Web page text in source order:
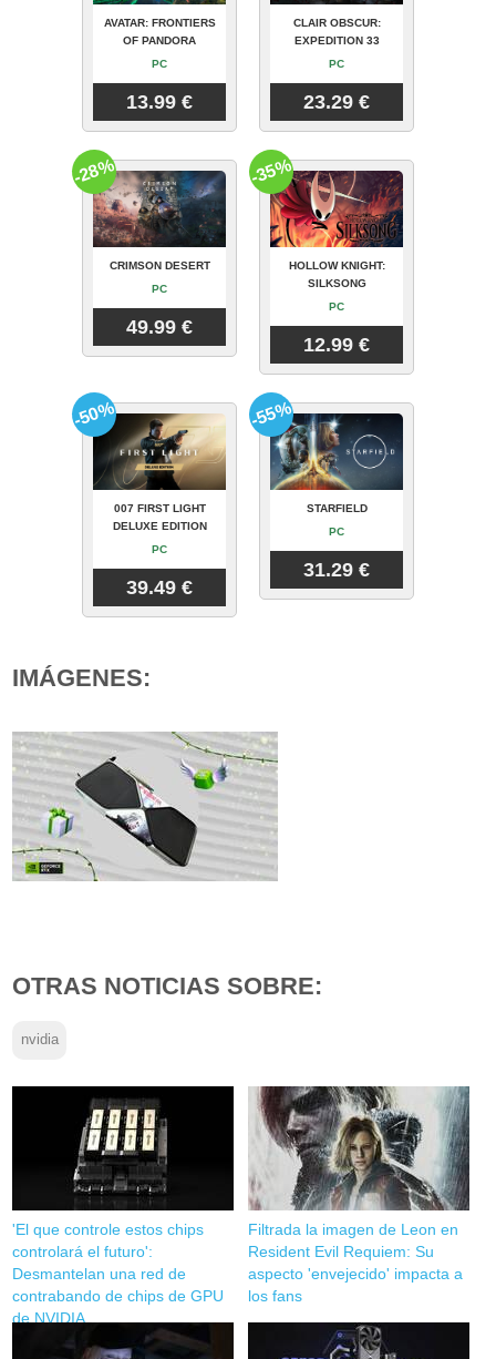
AVATAR: FRONTIERS
OF PANDORA
PC
13.99 €
CLAIR OBSCUR:
EXPEDITION 33
PC
23.29 €
CRIMSON DESERT
PC
49.99 €
-28%
HOLLOW KNIGHT:
SILKSONG
PC
12.99 €
-35%
007 FIRST LIGHT
DELUXE EDITION
PC
39.49 €
-50%
STARFIELD
PC
31.29 €
-55%
IMÁGENES:
OTRAS NOTICIAS SOBRE:
nvidia
'El que controle estos chips
controlará el futuro':
Desmantelan una red de
contrabando de chips de GPU
de NVIDIA
Filtrada la imagen de Leon en
Resident Evil Requiem: Su
aspecto 'envejecido' impacta a
los fans